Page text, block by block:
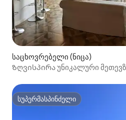
საცხოვრებელი (ნიცა)
Ზღვისპირა უნიკალური
სუპერმასპინძელი
სუპერმასპინძელი